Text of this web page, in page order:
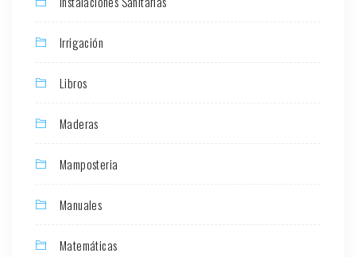
Irrigación
Libros
Maderas
Mamposteria
Manuales
Matemáticas